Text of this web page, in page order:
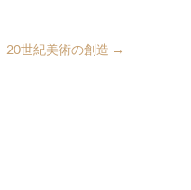
世紀美術の創造 →